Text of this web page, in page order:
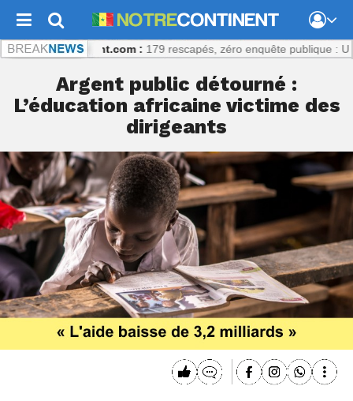
: 179 rescapés, zéro enquête publique : Un échec
Argent public détourné :
L’éducation africaine victime des
dirigeants